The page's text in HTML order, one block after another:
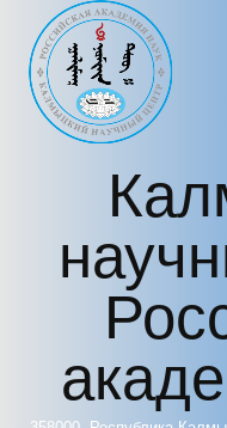
Перейти к основному